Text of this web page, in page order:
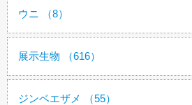
ウニ （8）
展示生物 （616）
ジンベエザメ （55）